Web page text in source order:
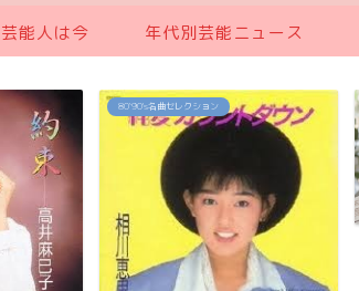
能人は今 年代別芸能ニュース
2026年
【再ブーム到来！】令和でまたバズ
ってる『モンチッチ』の秘...